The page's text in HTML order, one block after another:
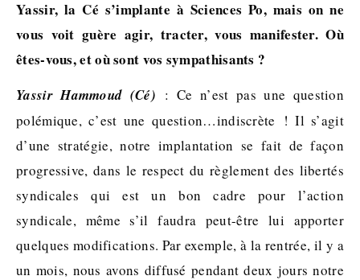
Yassir, la Cé s’implante à Sciences Po, mais on ne
vous voit guère agir, tracter, vous manifester. Où
êtes-vous, et où sont vos sympathisants ?
Yassir Hammoud (Cé) : Ce n’est pas une question
polémique, c’est une question…indiscrète ! Il s’agit
d’une stratégie, notre implantation se fait de façon
progressive, dans le respect du règlement des libertés
syndicales qui est un bon cadre pour l’action
syndicale, même s’il faudra peut-être lui apporter
quelques modifications. Par exemple, à la rentrée, il y a
un mois, nous avons diffusé pendant deux jours notre